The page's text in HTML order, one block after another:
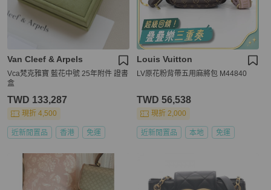
Van Cleef & Arpels
Vca梵克雅寶 藍花中號 25年附件 證書
盒
TWD 133,287
現折 4,500
近新閒置品 香港 免運
Louis Vuitton
LV原花粉背帶五用麻將包 M44840
TWD 56,538
現折 2,000
近新閒置品 本地 免運